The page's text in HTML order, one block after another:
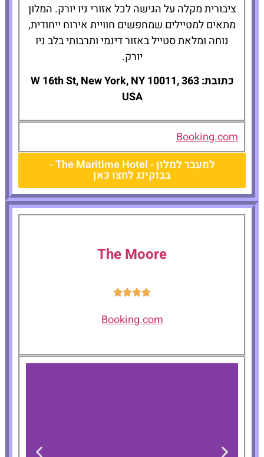
ציבורית מקלה על הגישה לכל אזורי ניו יורק. המלון
מתאים למטיילים שמחפשים חוויית אירוח ייחודית,
נוחה ומלאת סטייל באזור דינמי ותרבותי בלב ניו
יורק.
כתובת: 363 W 16th St, New York, NY 10011,
USA
Booking.com
למעבר למלון - The Maritime Hotel -
בבוקינג לחצו כאן
The Moore
Booking.com